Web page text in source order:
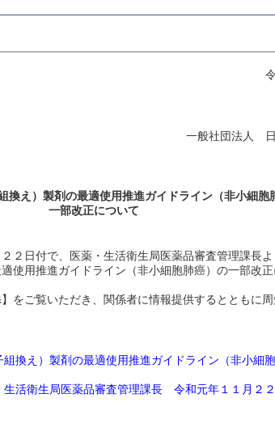
一般社団法人
換え）製剤の最適使用推進ガイドライン（非小細胞
一部改正について
２日付で、医薬・生活衛生局医薬品審査管理課長
使用推進ガイドライン（非小細胞肺癌）の一部改
をご覧いただき、関係者に情報提供するとともに
組換え）製剤の最適使用推進ガイドライン（非小細
生活衛生局医薬品審査管理課長 令和元年１１月２